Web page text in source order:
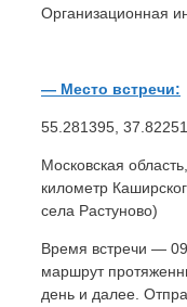
Организационная
— Место встречи:
55.281395,
Московская
километр
села Растуново)
Время встречи —
маршрут
день и далее.